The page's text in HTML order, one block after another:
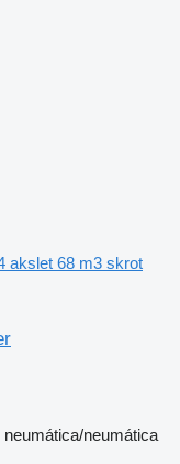
akslet 68 m3 skrot
neumática/neumática